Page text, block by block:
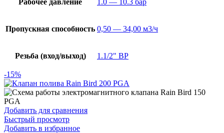
Пропускная способность 0,50 — 34,00 м3/ч
Резьба (вход/выход) 1.1/2" ВР
-15%
Добавить для сравнения
Быстрый просмотр
Добавить в избранное